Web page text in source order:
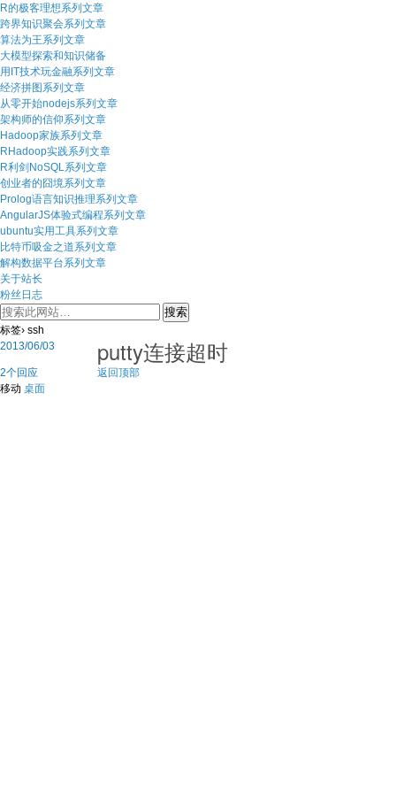
R的极客理想系列文章
跨界知识聚会系列文章
算法为王系列文章
大模型探索和知识储备
用IT技术玩金融系列文章
经济拼图系列文章
从零开始nodejs系列文章
架构师的信仰系列文章
Hadoop家族系列文章
RHadoop实践系列文章
R利剑NoSQL系列文章
创业者的囧境系列文章
Prolog语言知识推理系列文章
AngularJS体验式编程系列文章
ubuntu实用工具系列文章
比特币吸金之道系列文章
解构数据平台系列文章
关于站长
粉丝日志
标签› ssh
2013/06/03
putty连接超时
2个回应
返回顶部
移动 桌面